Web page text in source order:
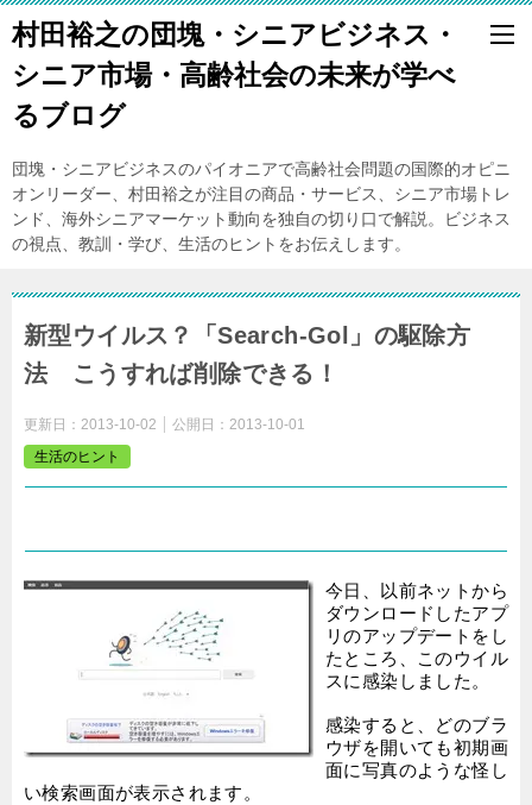
村田裕之の団塊・シニアビジネス・
シニア市場・高齢社会の未来が学べ
るブログ
団塊・シニアビジネスのパイオニアで高齢社会問題の国際的オピニ
オンリーダー、村田裕之が注目の商品・サービス、シニア市場トレ
ンド、海外シニアマーケット動向を独自の切り口で解説。ビジネス
の視点、教訓・学び、生活のヒントをお伝えします。
新型ウイルス？「Search-Gol」の駆除方
法 こうすれば削除できる！
更新日： 2013-10-02 公開日： 2013-10-01
生活のヒント
今日、以前ネットから
ダウンロードしたアプ
リのアップデートをし
たところ、このウイル
スに感染しました。
感染すると、どのブラ
ウザを開いても初期画
面に写真のような怪し
い検索画面が表示されます。